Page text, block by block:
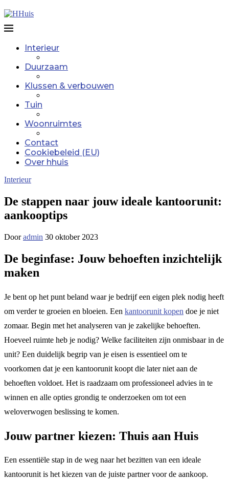
Interieur
Duurzaam
Klussen & verbouwen
Tuin
Woonruimtes
Contact
Cookiebeleid (EU)
Over hhuis
Interieur
De stappen naar jouw ideale kantoorunit:
aankooptips
Dooradmin 30 oktober 2023
De beginfase: Jouw behoeften inzichtelijk
maken
Je bent op het punt beland waar je bedrijf een eigen plek nodig heeft
om verder te groeien en bloeien. Een kantoorunit kopen doe je niet
zomaar. Begin met het analyseren van je zakelijke behoeften.
Hoeveel ruimte heb je nodig? Welke faciliteiten zijn onmisbaar in de
unit? Een duidelijk begrip van je eisen is essentieel om te
voorkomen dat je een kantoorunit koopt die later niet aan de
behoeften voldoet. Het is raadzaam om professioneel advies in te
winnen en alle opties grondig te onderzoeken om tot een
weloverwogen beslissing te komen.
Jouw partner kiezen: Thuis aan Huis
Een essentiële stap in de weg naar het bezitten van een ideale
kantoorunit is het kiezen van de juiste partner voor de aankoop.